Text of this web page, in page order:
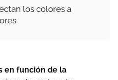
los colores a
en función de la